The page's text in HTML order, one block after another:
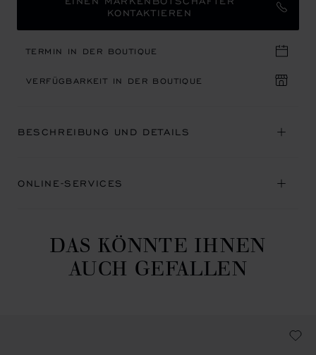
KONTAKTIEREN
TERMIN IN DER BOUTIQUE
VERFÜGBARKEIT IN DER BOUTIQUE
BESCHREIBUNG UND DETAILS
ONLINE-SERVICES
DAS KÖNNTE IHNEN
AUCH GEFALLEN